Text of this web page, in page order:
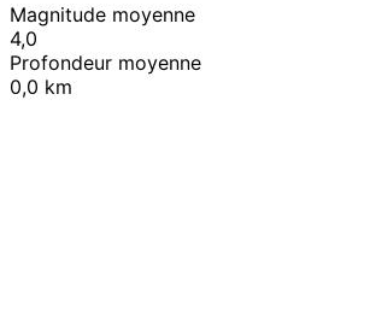
Magnitude moyenne
4,0
Profondeur moyenne
0,0 km